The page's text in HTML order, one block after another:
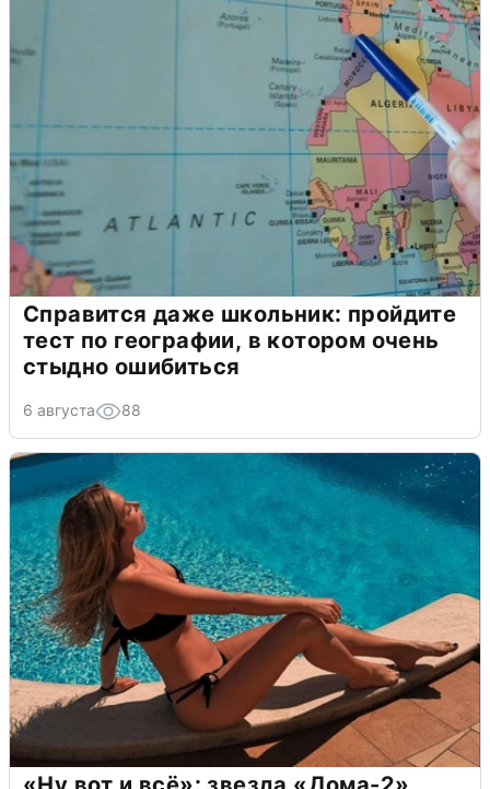
Справится даже школьник: пройдите
тест по географии, в котором очень
стыдно ошибиться
6 августа 88